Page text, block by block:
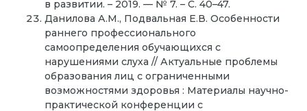
в развитии. – 2019. — № 7. – С. 40–47.
Данилова А.М., Подвальная Е.В. Особенности
раннего профессионального
самоопределения обучающихся с
нарушениями слуха // Актуальные проблемы
образования лиц с ограниченными
возможностями здоровья : Материалы научно-
практической конференции с